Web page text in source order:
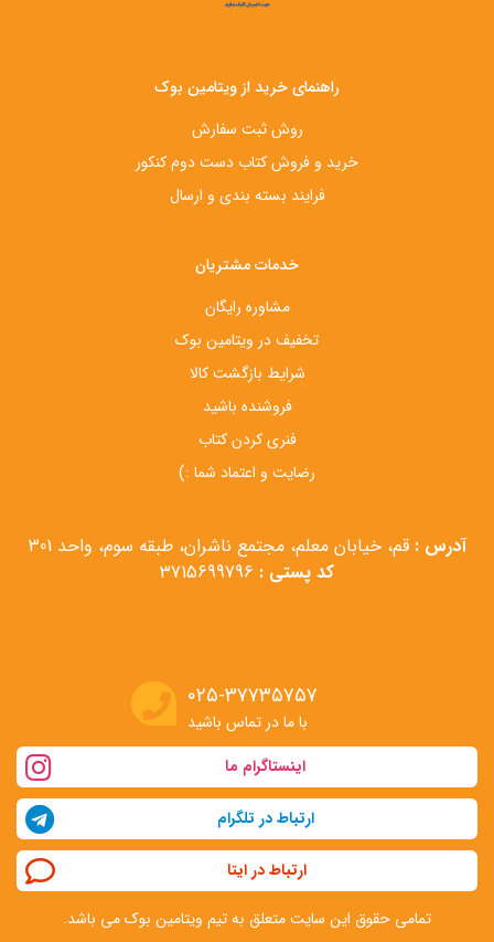
راهنمای خرید از ویتامین بوک
روش ثبت سفارش
خرید و فروش کتاب دست‌ دوم کنکور
فرایند بسته بندی و ارسال
خدمات مشتریان
مشاوره رایگان
تخفیف در ویتامین بوک
شرایط بازگشت کالا
فروشنده باشید
فنری کردن کتاب
رضایت و اعتماد شما :)
آدرس : قم، خیابان معلم، مجتمع ناشران، طبقه سوم، واحد 301
کد پستی :
۰۲۵-۳۷۷۳۵۷۵۷
با ما در تماس باشید
اینستاگرام ما
ارتباط در تلگرام
ارتباط در ایتا
تمامی حقوق این سایت متعلق به تیم ویتامین بوک می باشد.